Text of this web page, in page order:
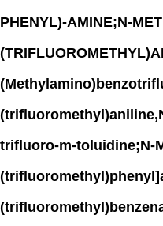
PHENYL)-AMINE;N-
trifluoro-m-toluidine;N-